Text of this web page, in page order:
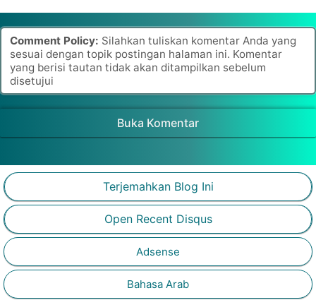
Comment Policy: Silahkan tuliskan komentar Anda yang
sesuai dengan topik postingan halaman ini. Komentar
yang berisi tautan tidak akan ditampilkan sebelum
disetujui
Buka Komentar
Terjemahkan Blog Ini
Open Recent Disqus
Adsense
Bahasa Arab